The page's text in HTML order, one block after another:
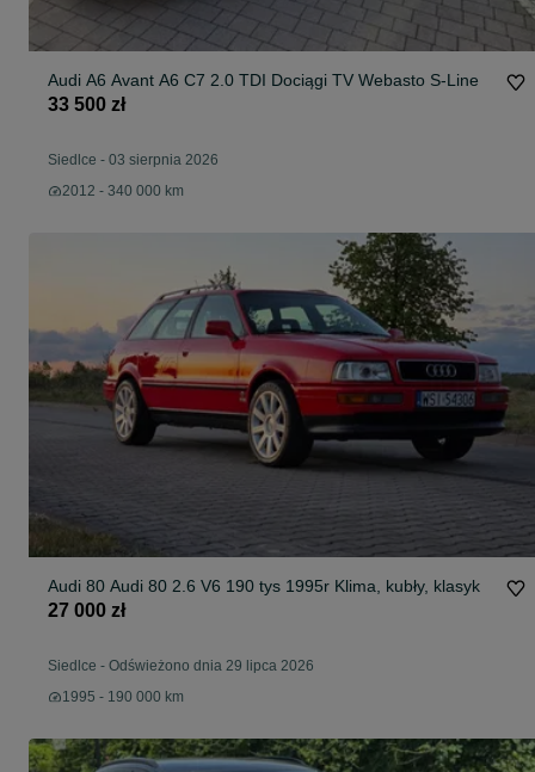
Audi A6 Avant A6 C7 2.0 TDI Dociągi TV Webasto S-Line
33 500 zł
Siedlce - 03 sierpnia 2026
2012 - 340 000 km
Audi 80 Audi 80 2.6 V6 190 tys 1995r Klima, kubły, klasyk
27 000 zł
Siedlce - Odświeżono dnia 29 lipca 2026
1995 - 190 000 km